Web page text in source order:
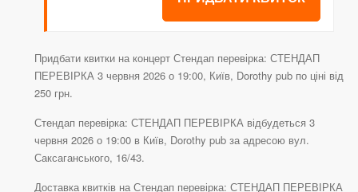
Придбати квитки на концерт Стендап перевірка: СТЕНДАП
ПЕРЕВІРКА 3 червня 2026 о 19:00, Київ, Dorothy pub по ціні від
250 грн.
Стендап перевірка: СТЕНДАП ПЕРЕВІРКА відбудеться 3
червня 2026 о 19:00 в Київ, Dorothy pub за адресою вул.
Саксаганського, 16/43.
Доставка квитків на Стендап перевірка: СТЕНДАП ПЕРЕВІРКА